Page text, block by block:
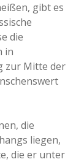
gibt es
die
in
zur Mitte der
die
liegen,
die er unter